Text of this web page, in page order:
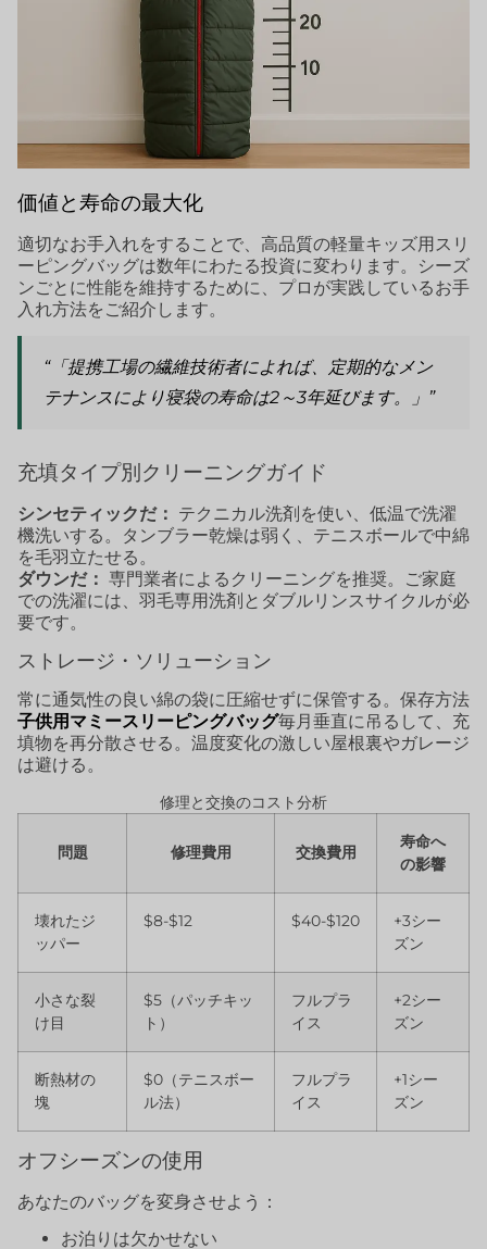
価値と寿命の最大化
適切なお手入れをすることで、高品質の軽量キッズ用スリ
ーピングバッグは数年にわたる投資に変わります。シーズ
ンごとに性能を維持するために、プロが実践しているお手
入れ方法をご紹介します。
“「提携工場の繊維技術者によれば、定期的なメン
テナンスにより寝袋の寿命は2～3年延びます。」”
充填タイプ別クリーニングガイド
シンセティックだ： テクニカル洗剤を使い、低温で洗濯
機洗いする。タンブラー乾燥は弱く、テニスボールで中綿
を毛羽立たせる。
ダウンだ： 専門業者によるクリーニングを推奨。ご家庭
での洗濯には、羽毛専用洗剤とダブルリンスサイクルが必
要です。
ストレージ・ソリューション
常に通気性の良い綿の袋に圧縮せずに保管する。保存方法
子供用マミースリーピングバッグ毎月垂直に吊るして、充
填物を再分散させる。温度変化の激しい屋根裏やガレージ
は避ける。
修理と交換のコスト分析
問題 修理費用 交換費用
寿命へ
の影響
壊れたジ
ッパー
$8-$12 $40-$120
+3シー
ズン
小さな裂
け目
$5（パッチキッ
ト）
フルプラ
イス
+2シー
ズン
断熱材の
塊
$0（テニスボー
ル法）
フルプラ
イス
+1シー
ズン
オフシーズンの使用
あなたのバッグを変身させよう：
お泊りは欠かせない